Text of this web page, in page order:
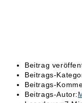
Beitrag
Beitrags-
Beitrags-
Beitrags-Autor: